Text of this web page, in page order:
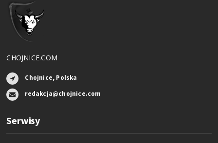
CHOJNICE.COM
Chojnice, Polska
redakcja@chojnice.com
Serwisy